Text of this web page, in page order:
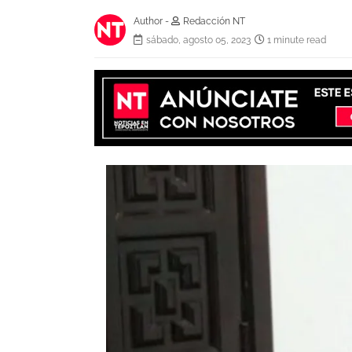
Author -
Redacción NT
sábado, agosto 05, 2023
1 minute read